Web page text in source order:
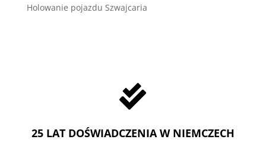
Holowanie pojazdu Szwajcaria

25 LAT DOŚWIADCZENIA W NIEMCZECH